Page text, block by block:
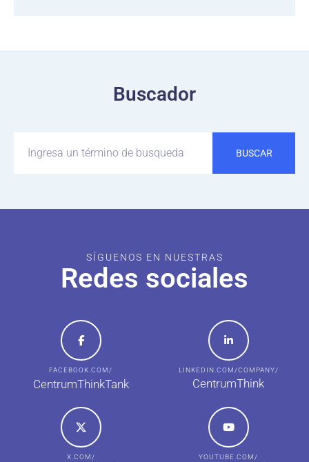
Buscador
BUSCAR
SÍGUENOS EN NUESTRAS
Redes sociales
FACEBOOK.COM/
CentrumThinkTank
LINKEDIN.COM/COMPANY/
CentrumThink
X.COM/ YOUTUBE.COM/